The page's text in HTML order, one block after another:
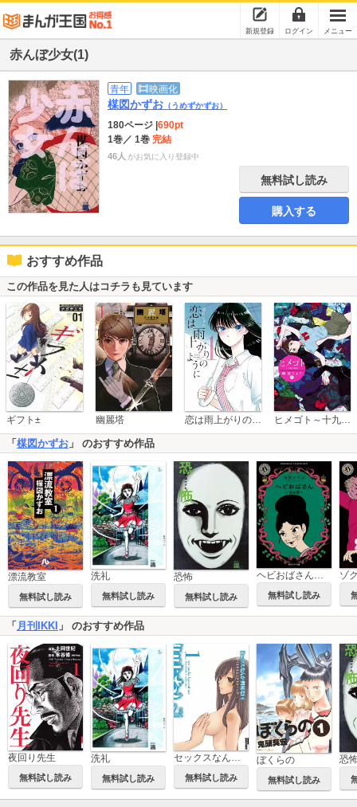
新規登録 ログイン メニュー
赤んぼ少女(1)
青年 映画化
楳図かずお （うめずかずお）
180ページ 690pt
1巻／ 1巻 完結
46人 がお気に入り登録中
無料試し読み
購入する
おすすめ作品
この作品を見た人はコチラも見ています
ギフト± 幽麗塔 恋は雨上がりのように ヒメゴト～十九歳の制服～
「 楳図かずお 」 のおすすめ作品
漂流教室
無料試し読み
洗礼
無料試し読み
恐怖
無料試し読み 無料試し読み
ゾ
「 月刊IKKI 」 のおすすめ作品
夜回り先生
無料試し読み
洗礼
無料試し読み
セックスなんか興味ない
無料試し読み
ぼくらの
無料試し読み
恐